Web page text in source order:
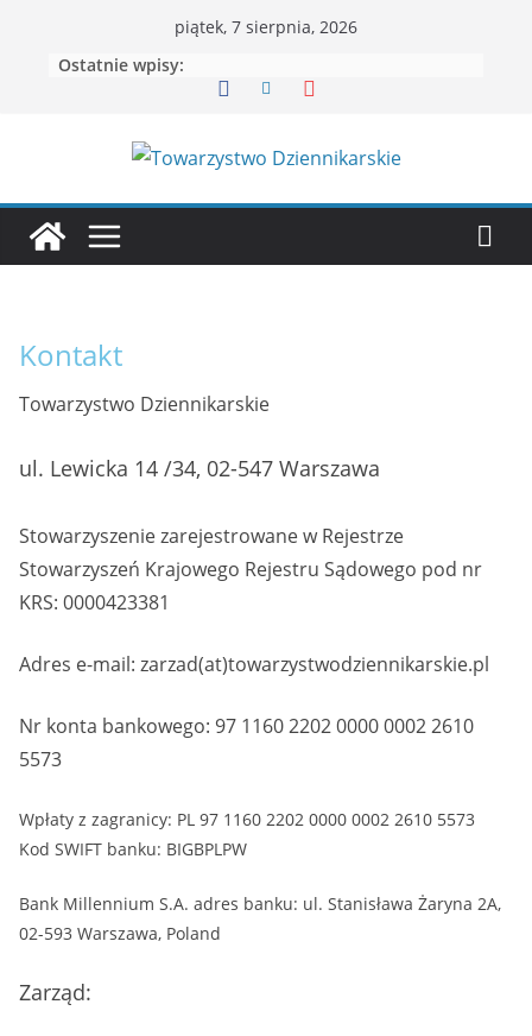
piątek, 7 sierpnia, 2026
Ostatnie wpisy:
Kontakt
Towarzystwo Dziennikarskie
ul. Lewicka 14 /34, 02-547 Warszawa
Stowarzyszenie zarejestrowane w Rejestrze
Stowarzyszeń Krajowego Rejestru Sądowego pod nr
KRS: 0000423381
Adres e-mail: zarzad(at)towarzystwodziennikarskie.pl
Nr konta bankowego: 97 1160 2202 0000 0002 2610
5573
Wpłaty z zagranicy: PL 97 1160 2202 0000 0002 2610 5573
Kod SWIFT banku: BIGBPLPW
Bank Millennium S.A. adres banku: ul. Stanisława Żaryna 2A,
02-593 Warszawa, Poland
Zarząd: